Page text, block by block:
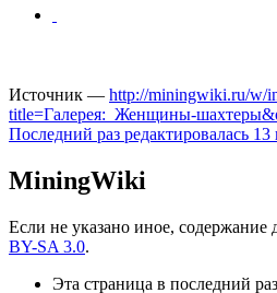
Источник — http://miningwiki.ru/w/
title=Галерея:_Женщины-
Последний раз редактировалась
MiningWiki
Если не указано иное, содержание
BY-SA 3.0.
Эта страница в последний